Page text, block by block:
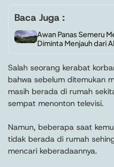
Baca Juga :
Awan Panas Semeru
Diminta Menjauh dari
Salah seorang kerabat
bahwa sebelum ditemukan
masih berada di rumah
sempat menonton televisi.
Namun, beberapa saat
tidak berada di rumah
mencari keberadaannya.